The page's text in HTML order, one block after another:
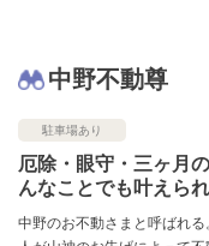
中野不動尊
駐車場あり
厄除・眼守・三ヶ月
んなことでも叶えら
中野のお不動さまと呼ばれ